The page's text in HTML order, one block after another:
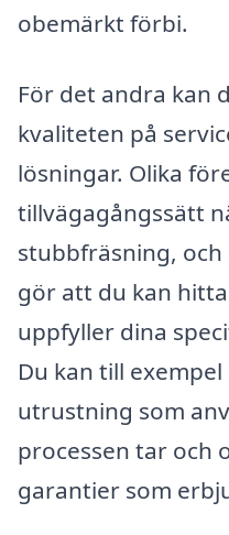
obemärkt förbi.
För det andra kan
kvaliteten på
lösningar. Olika
tillvägagångssätt
stubbfräsning,
gör att du kan
uppfyller dina
Du kan till
utrustning som
processen tar och
garantier som